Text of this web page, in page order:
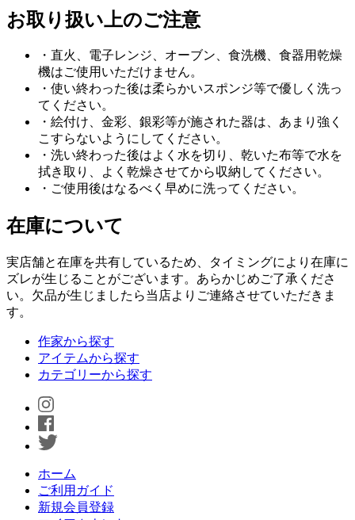
お取り扱い上のご注意
・直火、電子レンジ、オーブン、食洗機、食器用乾燥
機はご使用いただけません。
・使い終わった後は柔らかいスポンジ等で優しく洗っ
てください。
・絵付け、金彩、銀彩等が施された器は、あまり強く
こすらないようにしてください。
・洗い終わった後はよく水を切り、乾いた布等で水を
拭き取り、よく乾燥させてから収納してください。
・ご使用後はなるべく早めに洗ってください。
在庫について
実店舗と在庫を共有しているため、タイミングにより在庫に
ズレが生じることがございます。あらかじめご了承くださ
い。欠品が生じましたら当店よりご連絡させていただきま
す。
作家から探す
アイテムから探す
カテゴリーから探す
ホーム
ご利用ガイド
新規会員登録